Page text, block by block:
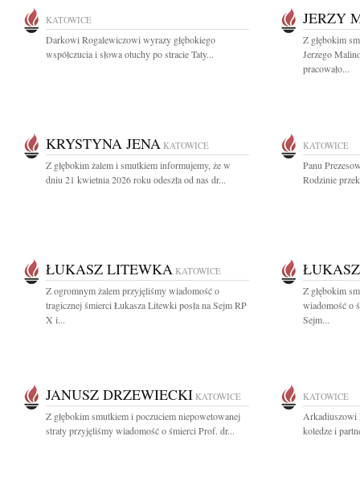
KATOWICE
Darkowi Rogalewiczowi wyrazy głębokiego
współczucia i słowa otuchy po stracie Taty...
JERZY
Z głębokim
Jerzego
pracowało...
KRYSTYNA JENA KATOWICE
Z głębokim żalem i smutkiem informujemy, że w
dniu 21 kwietnia 2026 roku odeszła od nas dr...
KATOWICE
Panu
Rodzinie
ŁUKASZ LITEWKA KATOWICE
Z ogromnym żalem przyjęliśmy wiadomość o
tragicznej śmierci Łukasza Litewki posła na Sejm RP
X i...
Z głębokim
wiadomość o
Sejm...
JANUSZ DRZEWIECKI KATOWICE
Z głębokim smutkiem i poczuciem niepowetowanej
straty przyjęliśmy wiadomość o śmierci Prof. dr...
KATOWICE
Arkadiuszowi
koledze i